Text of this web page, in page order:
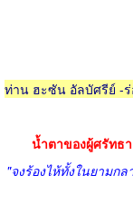
ท่าน ฮะซัน อัลบัศรีย์ -
น้ำตาของผู้ศรัทธา
"จงร้องไห้ทั้งในยามก